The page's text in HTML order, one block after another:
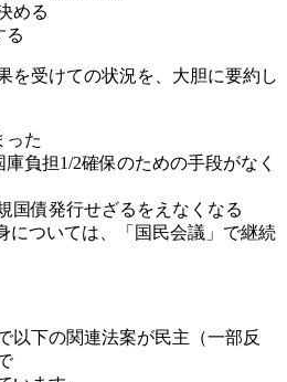
める
る
を受けての状況を、大胆に要約し
た
負担1/2確保のための手段がなく
債発行せざるをえなくなる
ついては、「国民会議」で継続
以下の関連法案が民主（一部反